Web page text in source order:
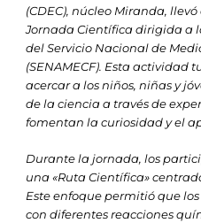
(CDEC), núcleo Miranda,
Jornada Científica dirigida a
del Servicio Nacional de
(SENAMECF). Esta actividad
acercar a los niños, niñas y
de la ciencia a través de
fomentan la curiosidad y el
Durante la jornada, los
una «Ruta Científica»
Este enfoque permitió que
con diferentes reacciones